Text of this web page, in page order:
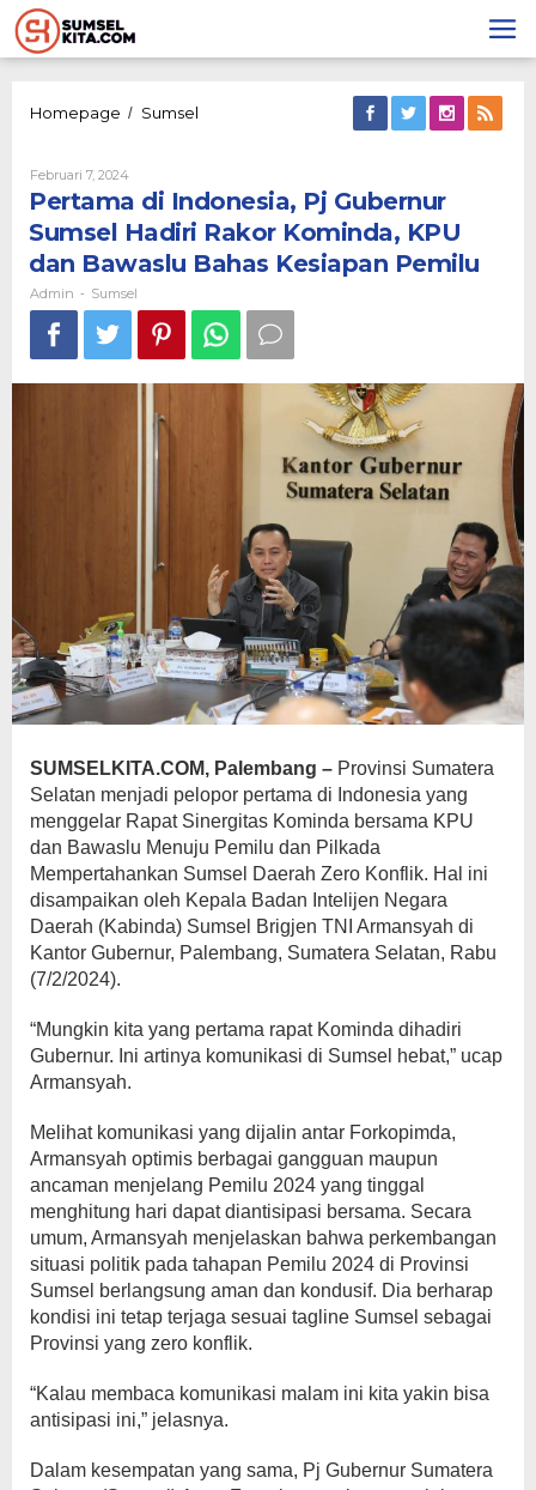
Lewati
ke
konten
Homepage / Sumsel
Gubernur
Sumsel
Hadiri
Rakor
dan
Bawaslu
Februari 7, 2024Oleh
Admin
Pertama di Indonesia, Pj Gubernur
Sumsel Hadiri Rakor Kominda, KPU
dan Bawaslu Bahas Kesiapan Pemilu
Admin - Sumsel
SUMSELKITA.COM, Palembang – Provinsi Sumatera
Selatan menjadi pelopor pertama di Indonesia yang
menggelar Rapat Sinergitas Kominda bersama KPU
dan Bawaslu Menuju Pemilu dan Pilkada
Mempertahankan Sumsel Daerah Zero Konflik. Hal ini
disampaikan oleh Kepala Badan Intelijen Negara
Daerah (Kabinda) Sumsel Brigjen TNI Armansyah di
Kantor Gubernur, Palembang, Sumatera Selatan, Rabu
(7/2/2024).
“Mungkin kita yang pertama rapat Kominda dihadiri
Gubernur. Ini artinya komunikasi di Sumsel hebat,” ucap
Armansyah.
Melihat komunikasi yang dijalin antar Forkopimda,
Armansyah optimis berbagai gangguan maupun
ancaman menjelang Pemilu 2024 yang tinggal
menghitung hari dapat diantisipasi bersama. Secara
umum, Armansyah menjelaskan bahwa perkembangan
situasi politik pada tahapan Pemilu 2024 di Provinsi
Sumsel berlangsung aman dan kondusif. Dia berharap
kondisi ini tetap terjaga sesuai tagline Sumsel sebagai
Provinsi yang zero konflik.
“Kalau membaca komunikasi malam ini kita yakin bisa
antisipasi ini,” jelasnya.
Dalam kesempatan yang sama, Pj Gubernur Sumatera